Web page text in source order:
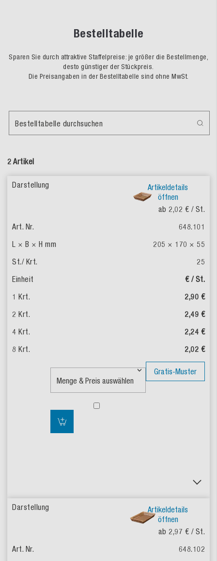
Bestelltabelle
Sparen Sie durch attraktive Staffelpreise: je größer die Bestellmenge,
desto günstiger der Stückpreis.
Die Preisangaben in der Bestelltabelle sind ohne MwSt.
2 Artikel
Bestelltabelle durchsuchen
Artikeldetails
öffnen
ab 2,02 € / St.
648.101
205 × 170 × 55
25
€ / St.
2,90 €
2,49 €
2,24 €
2,02 €
Gratis-Muster
Artikeldetails
öffnen
ab 2,97 € / St.
648.102